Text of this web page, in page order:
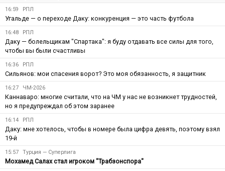
16:59 РПЛ
Угальде — о переходе Даку: конкуренция — это часть футбола
16:48 РПЛ
Даку — болельщикам "Спартака": я буду отдавать все силы для того,
чтобы вы были счастливы
16:36 РПЛ
Сильянов: мои спасения ворот? Это моя обязанность, я защитник
16:27 ЧМ-2026
Каннаваро: многие считали, что на ЧМ у нас не возникнет трудностей,
но я предупреждал об этом заранее
16:14 РПЛ
Даку: мне хотелось, чтобы в номере была цифра девять, поэтому взял
19-й
15:57 Турция — Суперлига
Мохамед Салах стал игроком "Трабзонспора"